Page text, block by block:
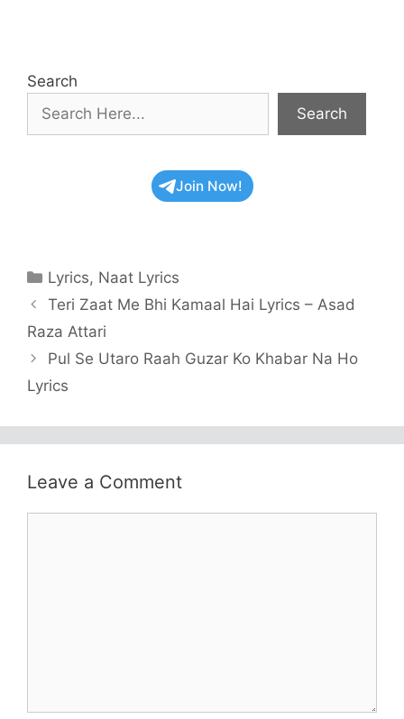
Search
Search
Join Now!
Categories
Lyrics, Naat Lyrics
Teri Zaat Me Bhi Kamaal Hai Lyrics – Asad
Raza Attari
Pul Se Utaro Raah Guzar Ko Khabar Na Ho
Lyrics
Leave a Comment